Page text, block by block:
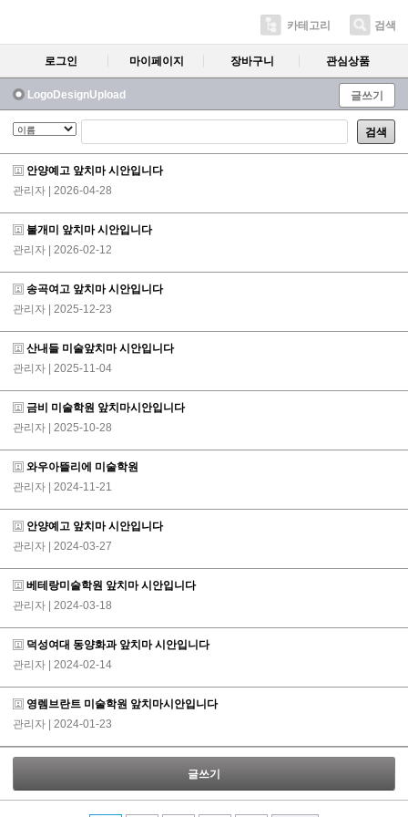
카테고리 검색
로그인 마이페이지 장바구니 관심상품
LogoDesignUpload 글쓰기
검색
안양예고 앞치마 시안입니다
관리자 | 2026-04-28
불개미 앞치마 시안입니다
관리자 | 2026-02-12
송곡여고 앞치마 시안입니다
관리자 | 2025-12-23
산내들 미술앞치마 시안입니다
관리자 | 2025-11-04
금비 미술학원 앞치마시안입니다
관리자 | 2025-10-28
와우아뜰리에 미술학원
관리자 | 2024-11-21
안양예고 앞치마 시안입니다
관리자 | 2024-03-27
베테랑미술학원 앞치마 시안입니다
관리자 | 2024-03-18
덕성여대 동양화과 앞치마 시안입니다
관리자 | 2024-02-14
영렘브란트 미술학원 앞치마시안입니다
관리자 | 2024-01-23
글쓰기